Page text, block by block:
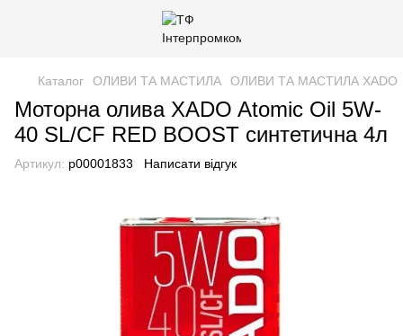
Каталог ОЛИВИ ТА МАСТИЛА ОЛИВИ ТА МАСТИЛА XADO
Моторна олива XADO Atomic Oil 5W-
40 SL/CF RED BOOST синтетична 4л
Артикул: р00001833 Написати відгук